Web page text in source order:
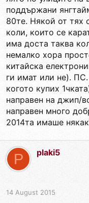
поддържани
80те. Някой от тях
коли, които се
има доста таква
немалко хора
китайска
ги имат или не).
когото купих
направен на джип/
направен много
2014та имаше
P plaki5
14 August 2015